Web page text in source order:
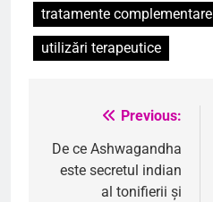
tratamente complementare
utilizări terapeutice
Navigare
în
articole
Previous:
De ce Ashwagandha
este secretul indian
al tonifierii și